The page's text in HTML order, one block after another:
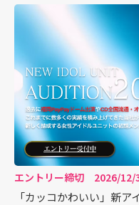
エントリー締切 2026/12/
「カッコかわいい」新